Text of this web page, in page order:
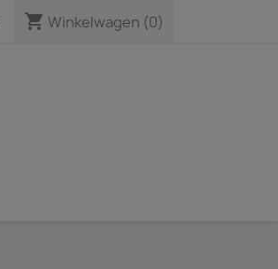
shopping_cart Winkelwagen (0)